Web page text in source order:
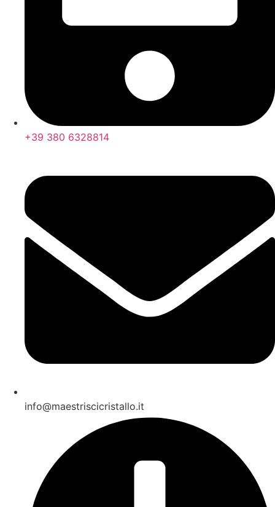
+39 380 6328814
info@maestriscicristallo.it